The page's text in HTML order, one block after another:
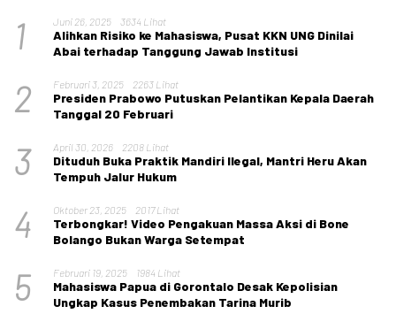
1 Juni 26, 2025 3634 Lihat
Alihkan Risiko ke Mahasiswa, Pusat KKN UNG Dinilai
Abai terhadap Tanggung Jawab Institusi
2 Februari 3, 2025 2263 Lihat
Presiden Prabowo Putuskan Pelantikan Kepala Daerah
Tanggal 20 Februari
3 April 30, 2026 2208 Lihat
Dituduh Buka Praktik Mandiri Ilegal, Mantri Heru Akan
Tempuh Jalur Hukum
4 Oktober 23, 2025 2017 Lihat
Terbongkar! Video Pengakuan Massa Aksi di Bone
Bolango Bukan Warga Setempat
5 Februari 19, 2025 1984 Lihat
Mahasiswa Papua di Gorontalo Desak Kepolisian
Ungkap Kasus Penembakan Tarina Murib